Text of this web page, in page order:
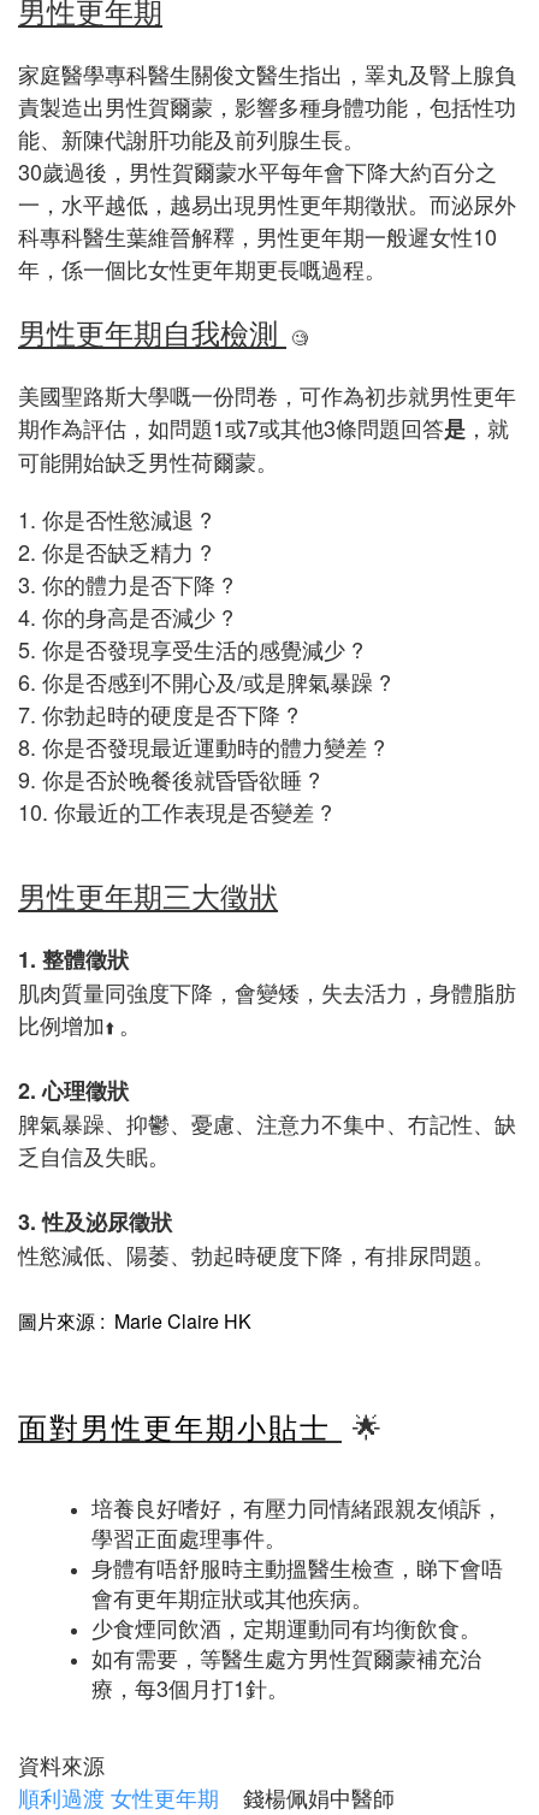
男性更年期
家庭醫學專科醫生關俊文醫生指出，睪丸及腎上腺負
責製造出男性賀爾蒙，影響多種身體功能，包括性功
能、新陳代謝肝功能及前列腺生長。
30歲過後，男性賀爾蒙水平每年會下降大約百分之
一，水平越低，越易出現男性更年期徵狀。而泌尿外
科專科醫生葉維晉解釋，男性更年期一般遲女性10
年，係一個比女性更年期更長嘅過程。
男性更年期自我檢測 🧐
美國聖路斯大學嘅一份問卷，可作為初步就男性更年
期作為評估，如問題1或7或其他3條問題回答是 ，就
可能開始缺乏男性荷爾蒙。
1. 你是否性慾減退 ?
2. 你是否缺乏精力 ?
3. 你的體力是否下降 ?
4. 你的身高是否減少 ?
5. 你是否發現享受生活的感覺減少 ?
6. 你是否感到不開心及/或是脾氣暴躁 ?
7. 你勃起時的硬度是否下降 ?
8. 你是否發現最近運動時的體力變差 ?
9. 你是否於晚餐後就昏昏欲睡 ?
10. 你最近的工作表現是否變差 ?
男性更年期三大徵狀
1. 整體徵狀
肌肉質量同強度下降，會變矮，失去活力，身體脂肪
比例增加⬆️ 。
2. 心理徵狀
脾氣暴躁、抑鬱、憂慮、注意力不集中、冇記性、缺
乏自信及失眠。
3. 性及泌尿徵狀
性慾減低、陽萎、勃起時硬度下降，有排尿問題。
圖片來源 : Marie Claire HK
面對男性更年期小貼士 🌟
培養良好嗜好，有壓力同情緒跟親友傾訴，
學習正面處理事件。
身體有唔舒服時主動搵醫生檢查，睇下會唔
會有更年期症狀或其他疾病。
少食煙同飲酒，定期運動同有均衡飲食。
如有需要，等醫生處方男性賀爾蒙補充治
療，每3個月打1針。
資料來源
順利過渡 女性更年期 錢楊佩娟中醫師